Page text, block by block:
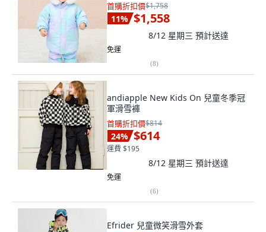
首購折扣價$1,758
11% $1,558
8/12 星期三 預計送達
免運
(8)
andiapple New Kids On 兒童冬季冠
軍滑雪褲
首購折扣價$814
24% $614
運費 $195
8/12 星期三 預計送達
免運
(6)
Efrider 兒童微笑滑雪外套